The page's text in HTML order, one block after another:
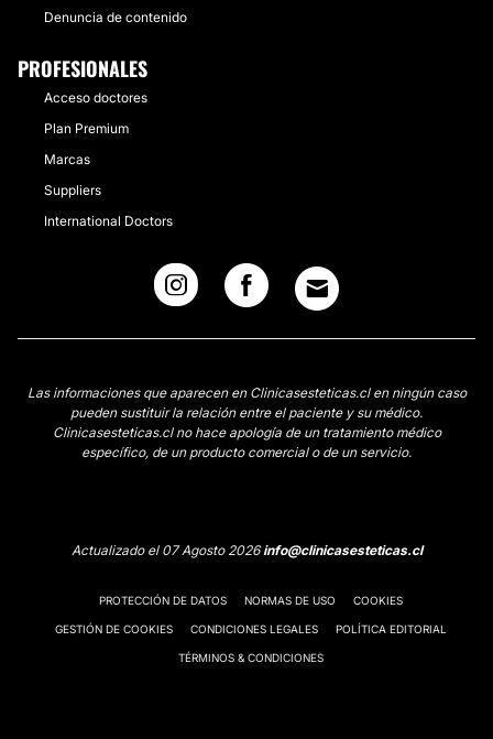
Denuncia de contenido
PROFESIONALES
Acceso doctores
Plan Premium
Marcas
Suppliers
International Doctors
Las informaciones que aparecen en Clinicasesteticas.cl en ningún caso
pueden sustituir la relación entre el paciente y su médico.
Clinicasesteticas.cl no hace apología de un tratamiento médico
específico, de un producto comercial o de un servicio.
Actualizado el 07 Agosto 2026info@clinicasesteticas.cl
PROTECCIÓN DE DATOS NORMAS DE USO COOKIES
GESTIÓN DE COOKIES CONDICIONES LEGALES POLÍTICA EDITORIAL
TÉRMINOS & CONDICIONES